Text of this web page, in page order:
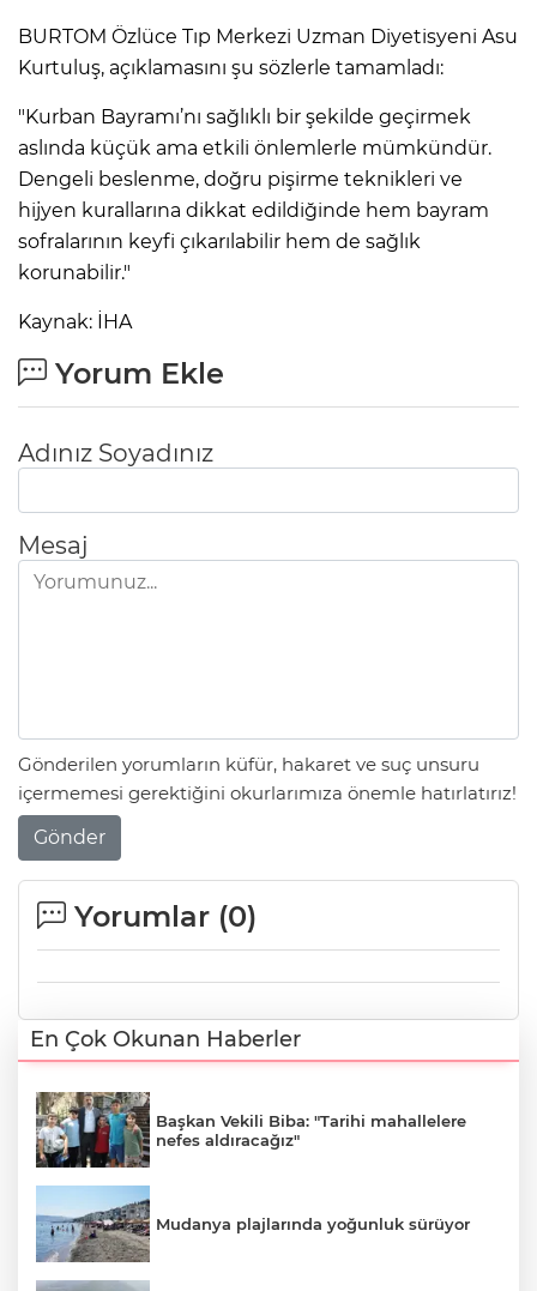
BURTOM Özlüce Tıp Merkezi Uzman Diyetisyeni Asu
Kurtuluş, açıklamasını şu sözlerle tamamladı:
"Kurban Bayramı’nı sağlıklı bir şekilde geçirmek
aslında küçük ama etkili önlemlerle mümkündür.
Dengeli beslenme, doğru pişirme teknikleri ve
hijyen kurallarına dikkat edildiğinde hem bayram
sofralarının keyfi çıkarılabilir hem de sağlık
korunabilir."
Kaynak: İHA
Yorum Ekle
Adınız Soyadınız
Mesaj
Gönderilen yorumların küfür, hakaret ve suç unsuru
içermemesi gerektiğini okurlarımıza önemle hatırlatırız!
Gönder
Yorumlar (0)
En Çok Okunan Haberler
Başkan Vekili Biba: "Tarihi mahallelere
nefes aldıracağız"
Mudanya plajlarında yoğunluk sürüyor